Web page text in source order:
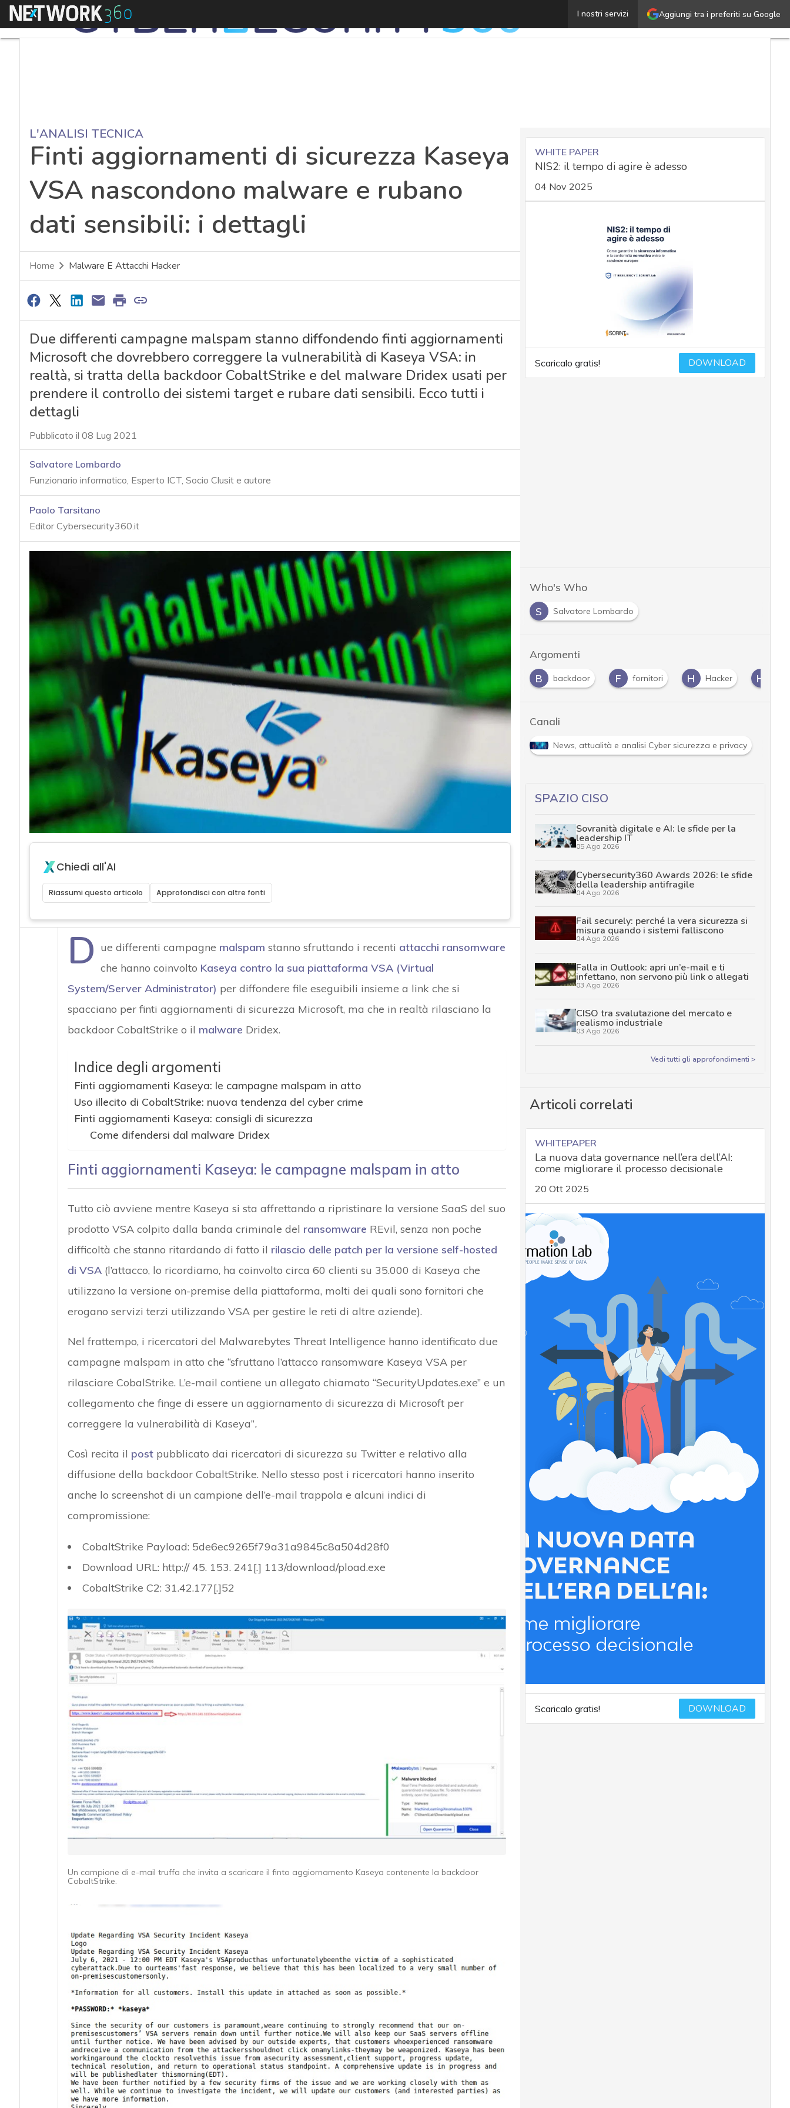
Aggiungi tra i preferiti su Google
I nostri servizi
Menu Finti aggiornamenti di sicurezza Kaseya VSA
L'ANALISI TECNICA
Finti aggiornamenti di sicurezza Kaseya
VSA nascondono malware e rubano
dati sensibili: i dettagli
Home Malware E Attacchi Hacker
Due differenti campagne malspam stanno diffondendo finti aggiornamenti
Microsoft che dovrebbero correggere la vulnerabilità di Kaseya VSA: in
realtà, si tratta della backdoor CobaltStrike e del malware Dridex usati per
prendere il controllo dei sistemi target e rubare dati sensibili. Ecco tutti i
dettagli
Pubblicato il 08 Lug 2021
Salvatore Lombardo
Funzionario informatico, Esperto ICT, Socio Clusit e autore
Paolo Tarsitano
Editor Cybersecurity360.it
Chiedi all'AI
Riassumi questo articolo Approfondisci con altre fonti
D ue differenti campagne malspam stanno sfruttando i recenti attacchi ransomware
che hanno coinvolto Kaseya contro la sua piattaforma VSA (Virtual
System/Server Administrator) per diffondere file eseguibili insieme a link che si
spacciano per finti aggiornamenti di sicurezza Microsoft, ma che in realtà rilasciano la
backdoor CobaltStrike o il malware Dridex.
Indice degli argomenti
Finti aggiornamenti Kaseya: le campagne malspam in atto
Uso illecito di CobaltStrike: nuova tendenza del cyber crime
Finti aggiornamenti Kaseya: consigli di sicurezza
Come difendersi dal malware Dridex
Finti aggiornamenti Kaseya: le campagne malspam in atto
Tutto ciò avviene mentre Kaseya si sta affrettando a ripristinare la versione SaaS del suo
prodotto VSA colpito dalla banda criminale del ransomware REvil, senza non poche
difficoltà che stanno ritardando di fatto il rilascio delle patch per la versione self-hosted
di VSA(l’attacco, lo ricordiamo, ha coinvolto circa 60 clienti su 35.000 di Kaseya che
utilizzano la versione on-premise della piattaforma, molti dei quali sono fornitori che
erogano servizi terzi utilizzando VSA per gestire le reti di altre aziende).
Nel frattempo, i ricercatori del Malwarebytes Threat Intelligence hanno identificato due
campagne malspam in atto che “sfruttano l’attacco ransomware Kaseya VSA per
rilasciare CobalStrike. L’e-mail contiene un allegato chiamato “SecurityUpdates.exe” e un
collegamento che finge di essere un aggiornamento di sicurezza di Microsoft per
correggere la vulnerabilità di Kaseya”.
Così recita il postpubblicato dai ricercatori di sicurezza su Twitter e relativo alla
diffusione della backdoor CobaltStrike. Nello stesso post i ricercatori hanno inserito
anche lo screenshot di un campione dell’e-mail trappola e alcuni indici di
compromissione:
CobaltStrike Payload: 5de6ec9265f79a31a9845c8a504d28f0
Download URL: http:// 45. 153. 241[.] 113/download/pload.exe
CobaltStrike C2: 31.42.177[.]52
Un campione di e-mail truffa che invita a scaricare il finto aggiornamento Kaseya contenente la backdoor
CobaltStrike.
WHITE PAPER
NIS2: il tempo di agire è adesso
04 Nov 2025
Scaricalo gratis! DOWNLOAD
Who's Who
S
Salvatore Lombardo
Argomenti
A
Agid backdoor F fornitori H Hacker H Hacking
Canali
Attacchi hacker e Malware: le ultime news in tempo reale e gli approfondimenti News, attualità e analisi Cyber sicurezza e privacy R Ransomware
SPAZIO CISO
Sovranità digitale e AI: le sfide per la
leadership IT
05 Ago 2026
Cybersecurity360 Awards 2026: le sfide
della leadership antifragile
04 Ago 2026
Fail securely: perché la vera sicurezza si
misura quando i sistemi falliscono
04 Ago 2026
Falla in Outlook: apri un’e-mail e ti
infettano, non servono più link o allegati
03 Ago 2026
CISO tra svalutazione del mercato e
realismo industriale
03 Ago 2026
Vedi tutti gli approfondimenti >
Articoli correlati
WHITEPAPER
La nuova data governance nell’era dell’AI:
come migliorare il processo decisionale
20 Ott 2025
Scaricalo gratis! DOWNLOAD